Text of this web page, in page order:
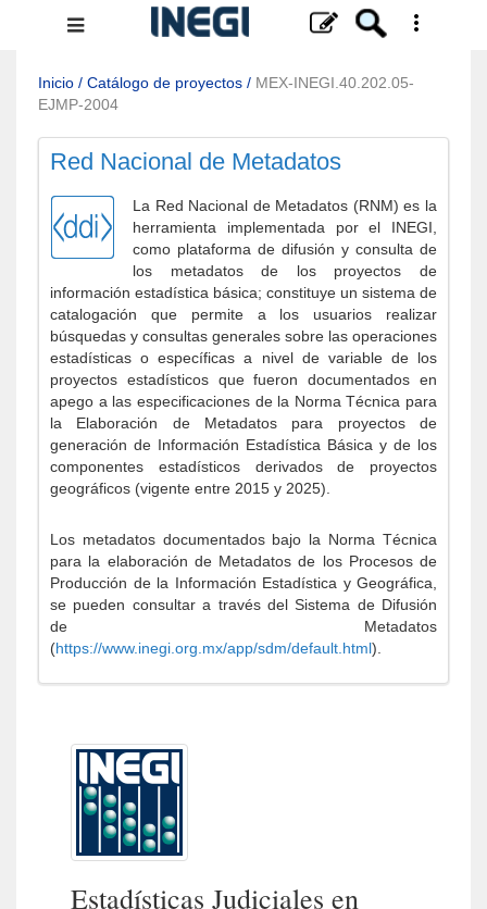
Menú
navegación
Inicio / Catálogo de proyectos / MEX-INEGI.40.202.05-
EJMP-2004
Red Nacional de Metadatos
La Red Nacional de Metadatos (RNM) es la
herramienta implementada por el INEGI,
como plataforma de difusión y consulta de
los metadatos de los proyectos de
información estadística básica; constituye un sistema de
catalogación que permite a los usuarios realizar
búsquedas y consultas generales sobre las operaciones
estadísticas o específicas a nivel de variable de los
proyectos estadísticos que fueron documentados en
apego a las especificaciones de la Norma Técnica para
la Elaboración de Metadatos para proyectos de
generación de Información Estadística Básica y de los
componentes estadísticos derivados de proyectos
geográficos (vigente entre 2015 y 2025).
Los metadatos documentados bajo la Norma Técnica
para la elaboración de Metadatos de los Procesos de
Producción de la Información Estadística y Geográfica,
se pueden consultar a través del Sistema de Difusión
de Metadatos
(https://www.inegi.org.mx/app/sdm/default.html).
Estadísticas Judiciales en